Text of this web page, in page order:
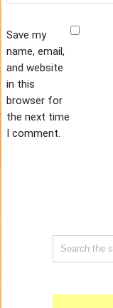
Save my
name, email,
and website
in this
browser for
the next time
I comment.